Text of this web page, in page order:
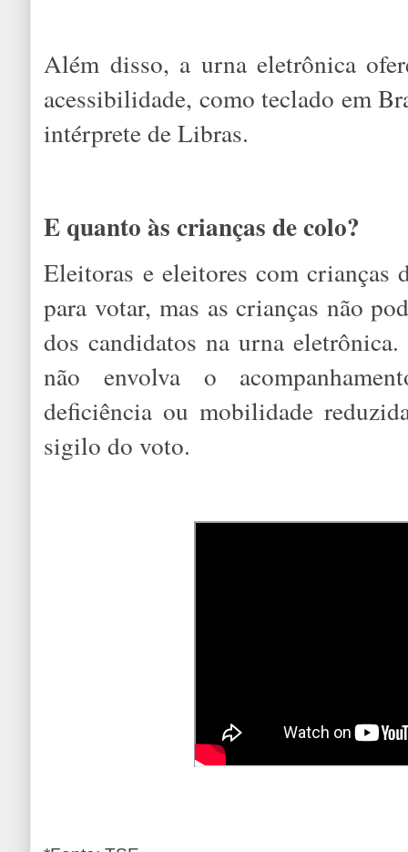
Além disso, a urna eletrônica
acessibilidade, como teclado em
intérprete de Libras.
E quanto às crianças de colo?
Eleitoras e eleitores com crianças
para votar, mas as crianças não
dos candidatos na urna
não envolva o
deficiência ou mobilidade
sigilo do voto.